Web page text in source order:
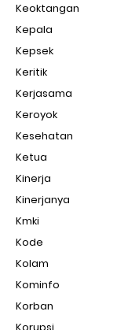
Keoktangan
Kepala
Kepsek
Keritik
Kerjasama
Keroyok
Kesehatan
Ketua
Kinerja
Kinerjanya
Kmki
Kode
Kolam
Kominfo
Korban